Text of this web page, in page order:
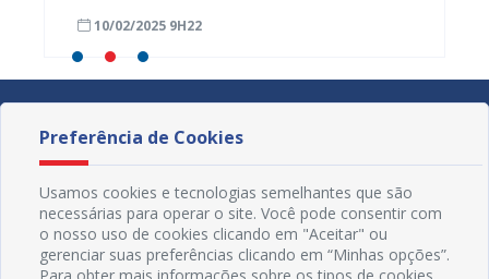
10/02/2025 9H22
Preferência de Cookies
Usamos cookies e tecnologias semelhantes que são
necessárias para operar o site. Você pode consentir com
o nosso uso de cookies clicando em "Aceitar" ou
gerenciar suas preferências clicando em “Minhas opções”.